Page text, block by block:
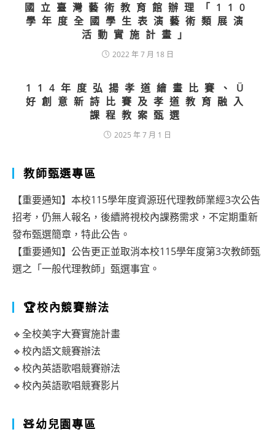
國立臺灣藝術教育館辦理「110
學年度全國學生表演藝術類展演
活動實施計畫」
2022 年 7 月 18 日
114年度弘揚孝道繪畫比賽、Ü
好創意新詩比賽及孝道教育融入
課程教案甄選
2025 年 7 月 1 日
教師甄選專區
【重要通知】本校115學年度資源班代理教師業經3次公告
招考，仍無人報名，後續將視校內課務需求，不定期重新
發布甄選簡章，特此公告。
【重要通知】公告更正並取消本校115學年度第3次教師甄
選之「一般代理教師」甄選事宜。
🏆校內競賽辦法
🔹全校美字大賽實施計畫
🔹校內語文競賽辦法
🔹校內英語歌唱競賽辦法
🔹校內英語歌唱競賽影片
🧸幼兒園專區